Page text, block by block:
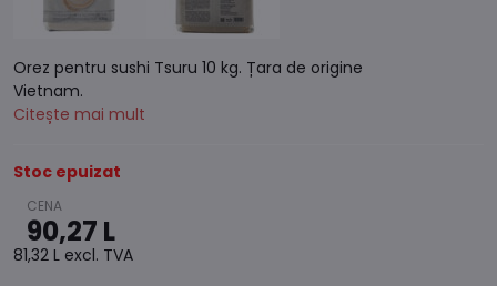
Orez pentru sushi Tsuru 10 kg. Țara de origine
Vietnam.
Citește mai mult
Stoc epuizat
90,27 L
81,32 L excl. TVA